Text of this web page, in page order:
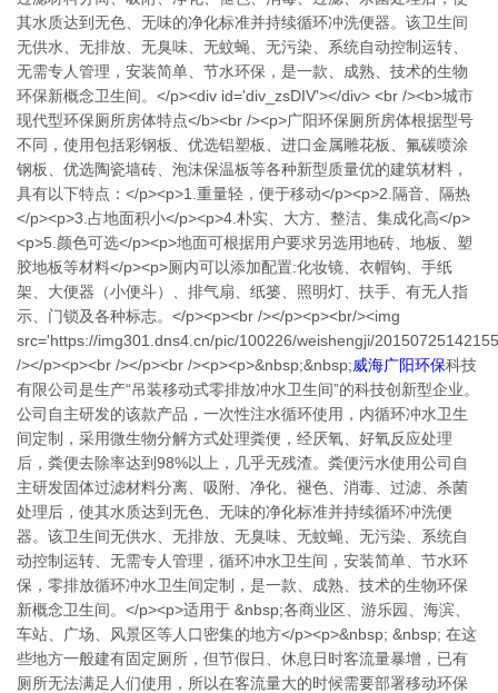
其水质达到无色、无味的净化标准并持续循环冲洗便器。该卫生间
无供水、无排放、无臭味、无蚊蝇、无污染、系统自动控制运转、
无需专人管理，安装简单、节水环保，是一款、成熟、技术的生物
环保新概念卫生间。</p><div id='div_zsDIV'></div> <br /><b>城市
现代型环保厕所房体特点</b><br /><p>广阳环保厕所房体根据型号
不同，使用包括彩钢板、优选铝塑板、进口金属雕花板、氟碳喷涂
钢板、优选陶瓷墙砖、泡沫保温板等各种新型质量优的建筑材料，
具有以下特点：</p><p>1.重量轻，便于移动</p><p>2.隔音、隔热
</p><p>3.占地面积小</p><p>4.朴实、大方、整洁、集成化高</p>
<p>5.颜色可选</p><p>地面可根据用户要求另选用地砖、地板、塑
胶地板等材料</p><p>厕内可以添加配置:化妆镜、衣帽钩、手纸
架、大便器（小便斗）、排气扇、纸篓、照明灯、扶手、有无人指
示、门锁及各种标志。</p><p><br /></p><p><br/><img
src='https://img301.dns4.cn/pic/100226/weishengji/
/></p><p><br /></p><br /><p><p>&nbsp;&nbsp;威海广阳环保科技
有限公司是生产“吊装移动式零排放冲水卫生间”的科技创新型企业。
公司自主研发的该款产品，一次性注水循环使用，内循环冲水卫生
间定制，采用微生物分解方式处理粪便，经厌氧、好氧反应处理
后，粪便去除率达到98%以上，几乎无残渣。粪便污水使用公司自
主研发固体过滤材料分离、吸附、净化、褪色、消毒、过滤、杀菌
处理后，使其水质达到无色、无味的净化标准并持续循环冲洗便
器。该卫生间无供水、无排放、无臭味、无蚊蝇、无污染、系统自
动控制运转、无需专人管理，循环冲水卫生间，安装简单、节水环
保，零排放循环冲水卫生间定制，是一款、成熟、技术的生物环保
新概念卫生间。</p><p>适用于 &nbsp;各商业区、游乐园、海滨、
车站、广场、风景区等人口密集的地方</p><p>&nbsp; &nbsp; 在这
些地方一般建有固定厕所，但节假日、休息日时客流量暴增，已有
厕所无法满足人们使用，所以在客流量大的时候需要部署移动环保